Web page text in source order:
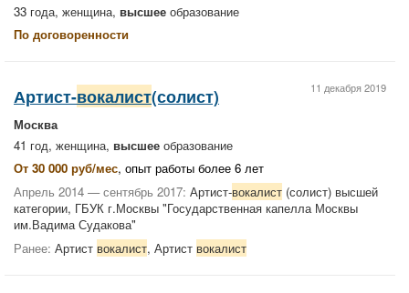
33 года, женщина, высшее образование
По договоренности
11 декабря 2019
Артист-вокалист(солист)
Москва
41 год, женщина, высшее образование
От 30 000 руб/мес, опыт работы более 6 лет
Апрель 2014 — сентябрь 2017: Артист-вокалист (солист) высшей
категории, ГБУК г.Москвы "Государственная капелла Москвы
им.Вадима Судакова"
Ранее: Артист вокалист, Артист вокалист